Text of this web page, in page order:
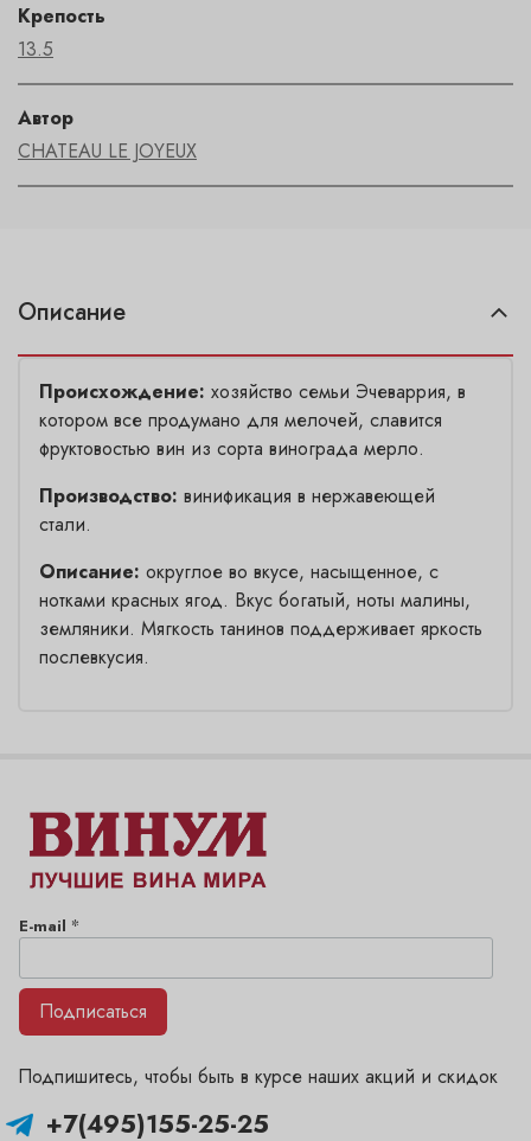
Крепость
13.5
Автор
CHATEAU LE JOYEUX
Описание
Происхождение: хозяйство семьи Эчеваррия, в
котором все продумано для мелочей, славится
фруктовостью вин из сорта винограда мерло.
Производство: винификация в нержавеющей
стали.
Описание: округлое во вкусе, насыщенное, с
нотками красных ягод. Вкус богатый, ноты малины,
земляники. Мягкость танинов поддерживает яркость
послевкусия.
+7(495)155-25-25
Подпишитесь, чтобы быть в курсе наших акций и скидок
E-mail *
Подписаться